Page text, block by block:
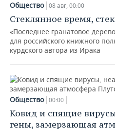
Общество 08 авг, 00:00
Стеклянное время,
«Последнее гранатовое
для российского книжного
курдского автора из Ирака
Общество 00:00
Ковид и спящие
гены, замерзающая